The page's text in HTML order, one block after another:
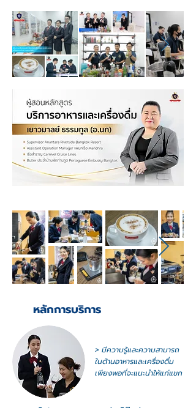
หลักการบริการ
> มีความรู้และความสามารถ
ในด้านอาหารและเครื่องดื่ม
เพียงพอที่จะแนะนำให้แก่แขก